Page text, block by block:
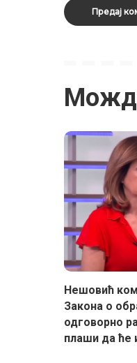
Нешовић
Закона о
одговорно
плаши да ће